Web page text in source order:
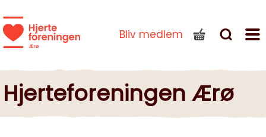
Bliv medlem
Hjerteforeningen Ærø